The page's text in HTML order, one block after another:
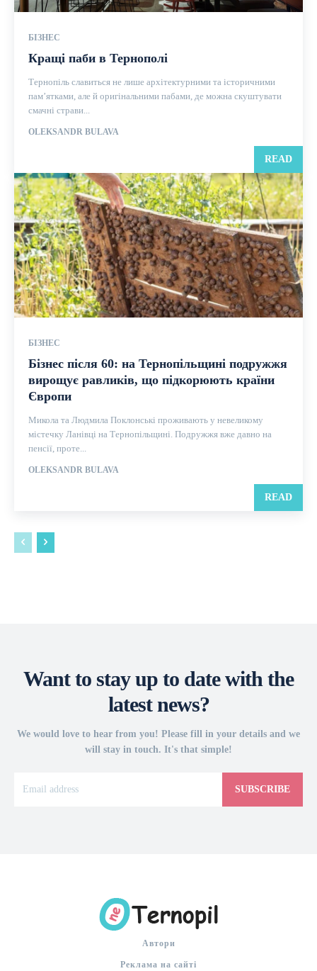
БІЗНЕС
Кращі паби в Тернополі
Тернопіль славиться не лише архітектурними та історичними
пам’ятками, але й оригінальними пабами, де можна скуштувати
смачні страви...
OLEKSANDR BULAVA
READ
БІЗНЕС
Бізнес після 60: на Тернопільщині подружжя
вирощує равликів, що підкорюють країни
Європи
Микола та Людмила Поклонські проживають у невеликому
містечку Ланівці на Тернопільщині. Подружжя вже давно на
пенсії, проте...
OLEKSANDR BULAVA
READ
Want to stay up to date with the
latest news?
We would love to hear from you! Please fill in your details and we
will stay in touch. It's that simple!
SUBSCRIBE
Автори
Реклама на сайті